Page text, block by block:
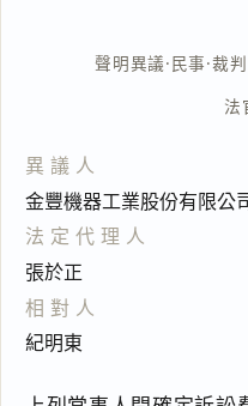
聲明異議·民事·裁
法
異議人
金豐機器工業股份有限公
法定代理人
張於正
相對人
紀明東